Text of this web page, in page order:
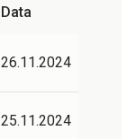
Data
26.11.2024
25.11.2024